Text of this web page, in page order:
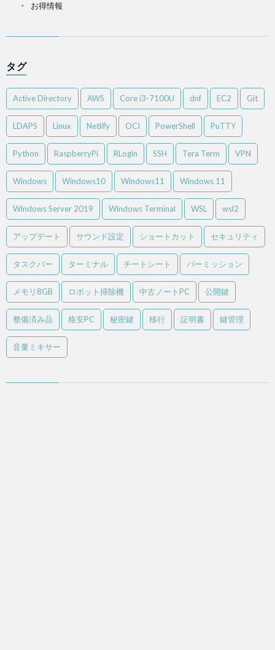
お得情報
タグ
Active Directory AWS Core i3-7100U dnf EC2 Git
LDAPS Linux Netlify OCI PowerShell PuTTY
Python RaspberryPi RLogin SSH Tera Term VPN
Windows Windows10 Windows11 Windows 11
Windows Server 2019 Windows Terminal WSL wsl2
アップデート サウンド設定 ショートカット セキュリティ
タスクバー ターミナル チートシート パーミッション
メモリ8GB ロボット掃除機 中古ノートPC 公開鍵
整備済み品 格安PC 秘密鍵 移行 証明書 鍵管理
音量ミキサー